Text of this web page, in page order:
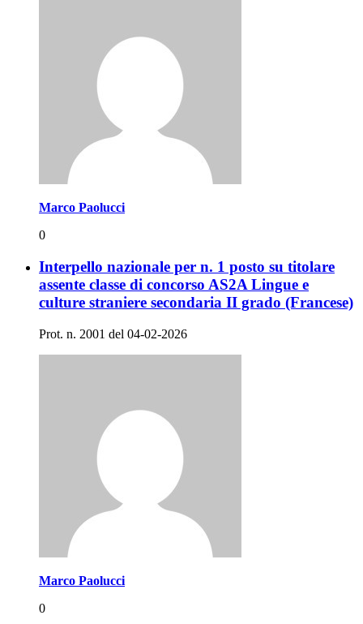
Marco Paolucci
0
Interpello nazionale per n. 1 posto su titolare
assente classe di concorso AS2A Lingue e
culture straniere secondaria II grado (Francese)
Prot. n. 2001 del 04-02-2026
Marco Paolucci
0